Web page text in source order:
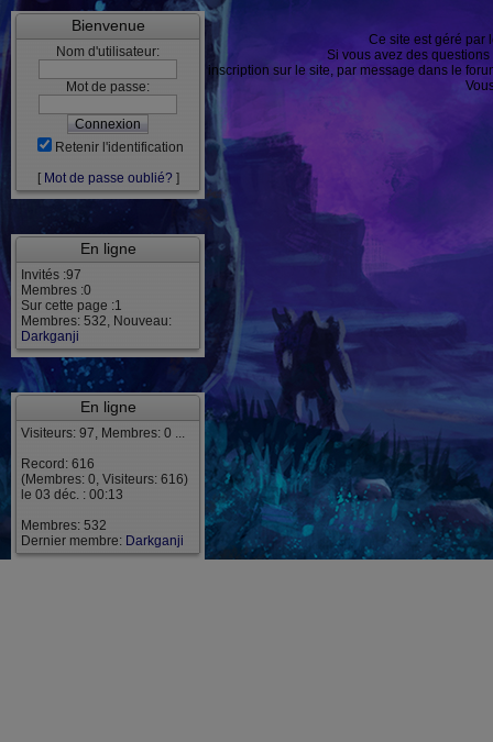
Bienvenue
Nom d'utilisateur:
Mot de passe:
Retenir l'identification
[ Mot de passe oublié? ]
En ligne
Invités :97
Membres :0
Sur cette page :1
Membres: 532, Nouveau:
Darkganji
En ligne
Visiteurs: 97, Membres: 0 ...
Record: 616
(Membres: 0, Visiteurs: 616)
le 03 déc. : 00:13
Membres: 532
Dernier membre: Darkganji
Ce site est géré par
Si vous avez des
ou après inscription sur le site, par message dans le